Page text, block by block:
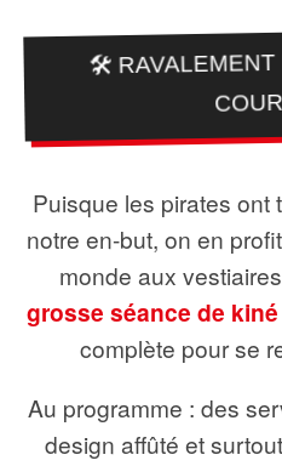
🛠️ RAVALEMENT
Puisque les pirates ont
notre en-but, on en
monde aux
grosse séance de kiné
complète pour se
Au programme : des
design affûté et